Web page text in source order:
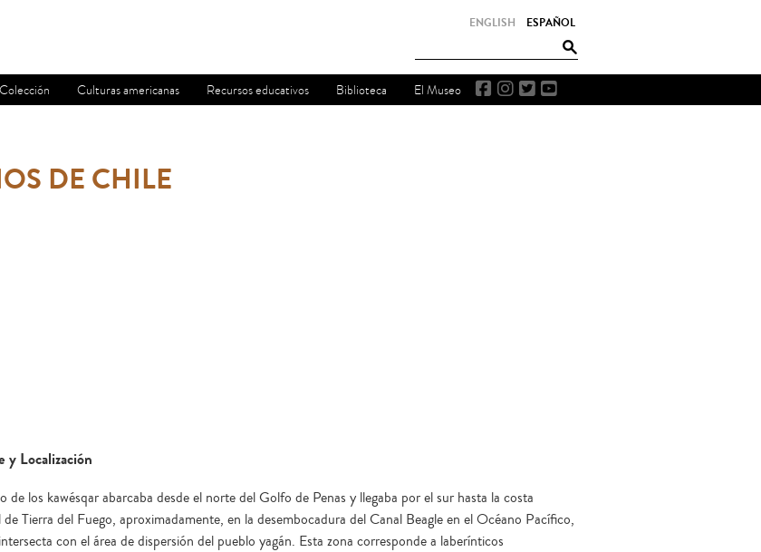
ESPAÑOL
ENGLISH
Colección Culturas americanas Recursos educativos Biblioteca El Museo
DE CHILE
y Localización
de los kawésqar abarcaba desde el norte del Golfo de Penas y llegaba por el sur hasta la costa
Tierra del Fuego, aproximadamente, en la desembocadura del Canal Beagle en el Océano Pacífico,
con el área de dispersión del pueblo yagán. Esta zona corresponde a laberínticos